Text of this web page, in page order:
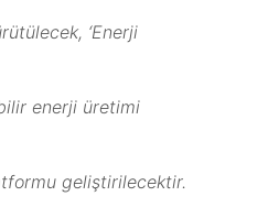
‘Enerji
enerji üretimi
geliştirilecektir.